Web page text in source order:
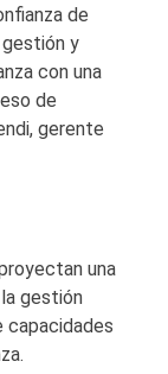
de
y
con una
de
gerente
una
gestión